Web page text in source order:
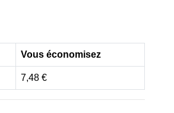
Vous économisez
7,48 €